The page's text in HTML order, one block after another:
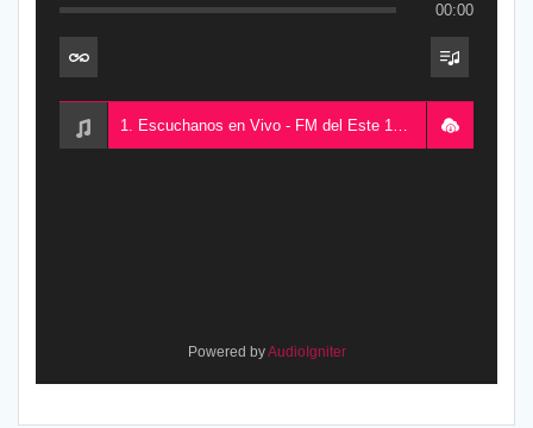
00:00
1. Escuchanos en Vivo - FM del Este 100.5, desde Chajarí, Entre Ríos, Argentina
Powered byAudioIgniter